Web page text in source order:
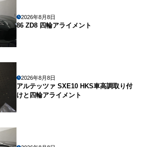
2026年8月8日
86 ZD8 四輪アライメント
2026年8月8日
アルテッツァ SXE10 HKS車高調取り付
けと四輪アライメント